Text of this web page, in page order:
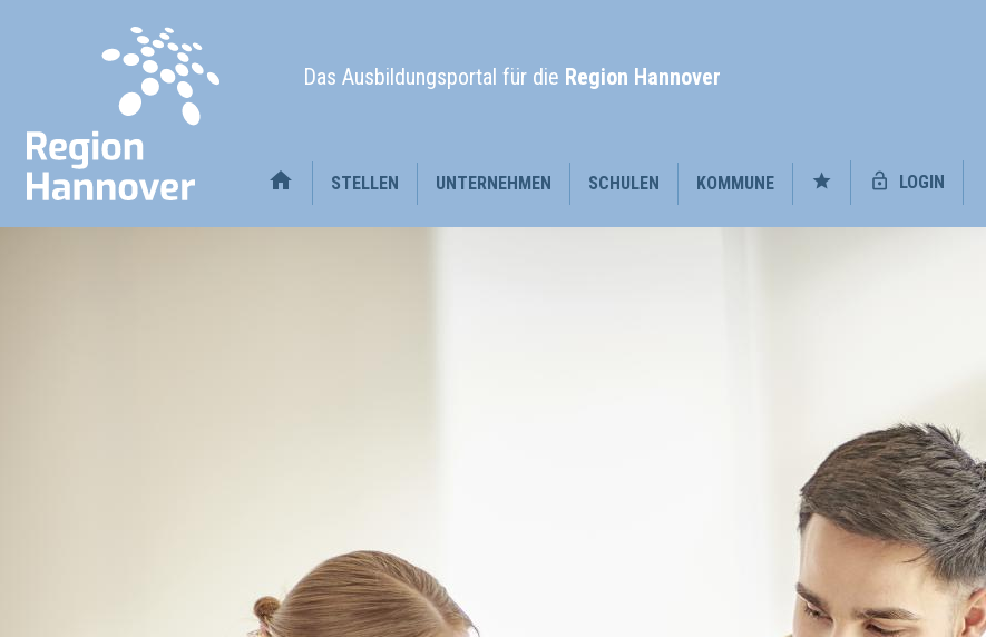
Das Ausbildungsportal für die Region Hannover
STELLEN UNTERNEHMEN SCHULEN KOMMUNE LOGIN